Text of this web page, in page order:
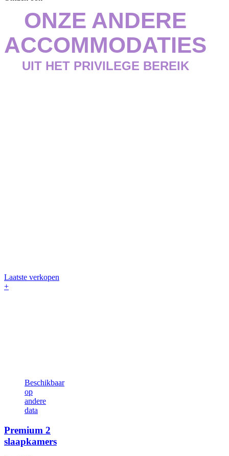
ONZE ANDERE
ACCOMMODATIES
UIT HET PRIVILEGE BEREIK
Laatste verkopen
+
Beschikbaar
op
andere
data
Premium 2
slaapkamers